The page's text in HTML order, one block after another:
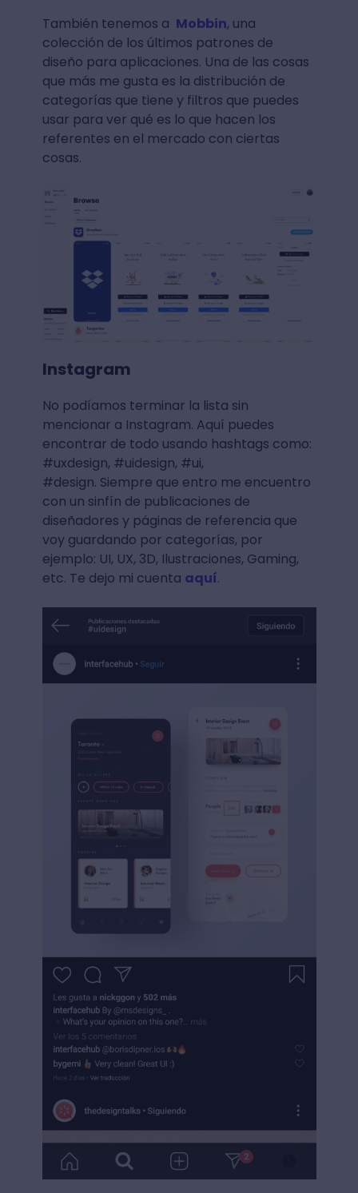
También tenemos a Mobbin, una
colección de los últimos patrones de
diseño para aplicaciones. Una de las cosas
que más me gusta es la distribución de
categorías que tiene y filtros que puedes
usar para ver qué es lo que hacen los
referentes en el mercado con ciertas
cosas.
Instagram
No podíamos terminar la lista sin
mencionar a Instagram. Aquí puedes
encontrar de todo usando hashtags como:
#uxdesign, #uidesign, #ui,
#design. Siempre que entro me encuentro
con un sinfín de publicaciones de
diseñadores y páginas de referencia que
voy guardando por categorías, por
ejemplo: UI, UX, 3D, Ilustraciones, Gaming,
etc. Te dejo mi cuenta aquí.